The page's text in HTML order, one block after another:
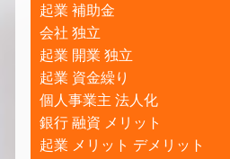
起業 補助金
会社 独立
起業 開業 独立
起業 資金繰り
個人事業主 法人化
銀行 融資 メリット
起業 メリット デメリット